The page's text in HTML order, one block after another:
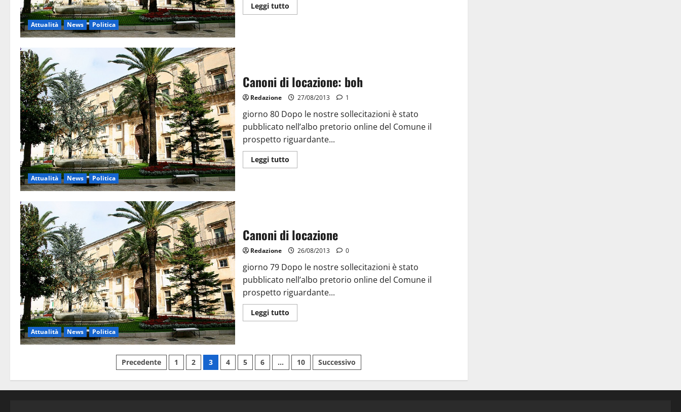
Attualità News Politica
Leggi tutto
Attualità News Politica
Canoni di locazione: boh
Redazione 27/08/2013 1
giorno 80 Dopo le nostre sollecitazioni è stato
pubblicato nell’albo pretorio online del Comune il
prospetto riguardante...
Leggi tutto
Attualità News Politica
Canoni di locazione
Redazione 26/08/2013 0
giorno 79 Dopo le nostre sollecitazioni è stato
pubblicato nell’albo pretorio online del Comune il
prospetto riguardante...
Leggi tutto
Precedente 1 2 3 4 5 6 … 10 Successivo